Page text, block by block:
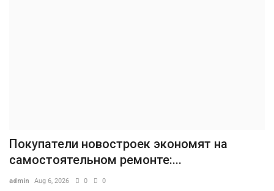
Покупатели новостроек экономят на
самостоятельном ремонте:...
admin Aug 6, 2026 0 0